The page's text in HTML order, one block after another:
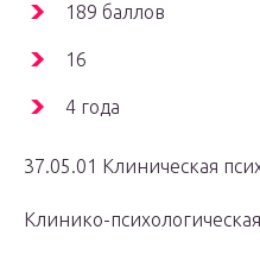
189 баллов
16
4 года
37.05.01 Клиническая
Клинико-